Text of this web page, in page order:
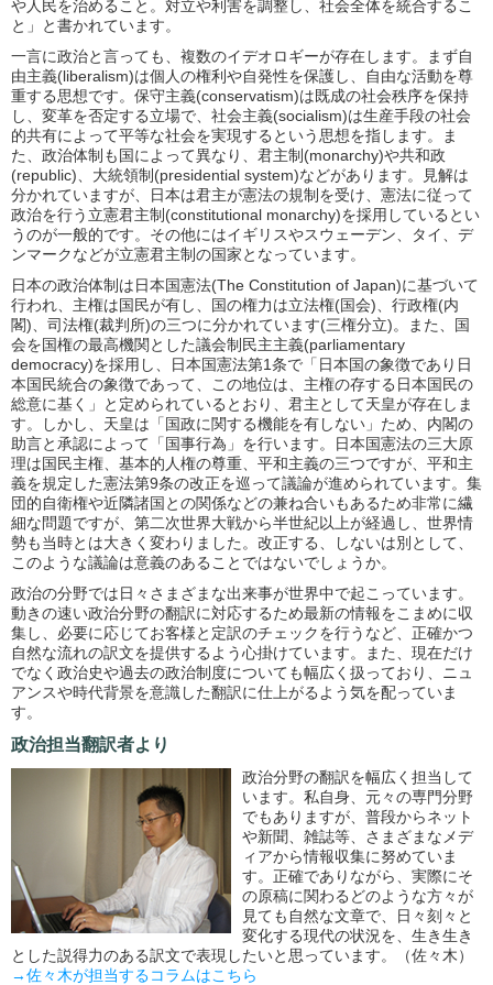
や人民を治めること。対立や利害を調整し、社会全体を統合するこ
と」と書かれています。
一言に政治と言っても、複数のイデオロギーが存在します。まず自
由主義(liberalism)は個人の権利や自発性を保護し、自由な活動を尊
重する思想です。保守主義(conservatism)は既成の社会秩序を保持
し、変革を否定する立場で、社会主義(socialism)は生産手段の社会
的共有によって平等な社会を実現するという思想を指します。ま
た、政治体制も国によって異なり、君主制(monarchy)や共和政
(republic)、大統領制(presidential system)などがあります。見解は
分かれていますが、日本は君主が憲法の規制を受け、憲法に従って
政治を行う立憲君主制(constitutional monarchy)を採用しているとい
うのが一般的です。その他にはイギリスやスウェーデン、タイ、デ
ンマークなどが立憲君主制の国家となっています。
日本の政治体制は日本国憲法(The Constitution of Japan)に基づいて
行われ、主権は国民が有し、国の権力は立法権(国会)、行政権(内
閣)、司法権(裁判所)の三つに分かれています(三権分立)。また、国
会を国権の最高機関とした議会制民主主義(parliamentary
democracy)を採用し、日本国憲法第1条で「日本国の象徴であり日
本国民統合の象徴であって、この地位は、主権の存する日本国民の
総意に基く」と定められているとおり、君主として天皇が存在しま
す。しかし、天皇は「国政に関する機能を有しない」ため、内閣の
助言と承認によって「国事行為」を行います。日本国憲法の三大原
理は国民主権、基本的人権の尊重、平和主義の三つですが、平和主
義を規定した憲法第9条の改正を巡って議論が進められています。集
団的自衛権や近隣諸国との関係などの兼ね合いもあるため非常に繊
細な問題ですが、第二次世界大戦から半世紀以上が経過し、世界情
勢も当時とは大きく変わりました。改正する、しないは別として、
このような議論は意義のあることではないでしょうか。
政治の分野では日々さまざまな出来事が世界中で起こっています。
動きの速い政治分野の翻訳に対応するため最新の情報をこまめに収
集し、必要に応じてお客様と定訳のチェックを行うなど、正確かつ
自然な流れの訳文を提供するよう心掛けています。また、現在だけ
でなく政治史や過去の政治制度についても幅広く扱っており、ニュ
アンスや時代背景を意識した翻訳に仕上がるよう気を配っていま
す。
政治担当翻訳者より
政治分野の翻訳を幅広く担当して
います。私自身、元々の専門分野
でもありますが、普段からネット
や新聞、雑誌等、さまざまなメデ
ィアから情報収集に努めていま
す。正確でありながら、実際にそ
の原稿に関わるどのような方々が
見ても自然な文章で、日々刻々と
変化する現代の状況を、生き生き
とした説得力のある訳文で表現したいと思っています。（佐々木）
→佐々木が担当するコラムはこちら